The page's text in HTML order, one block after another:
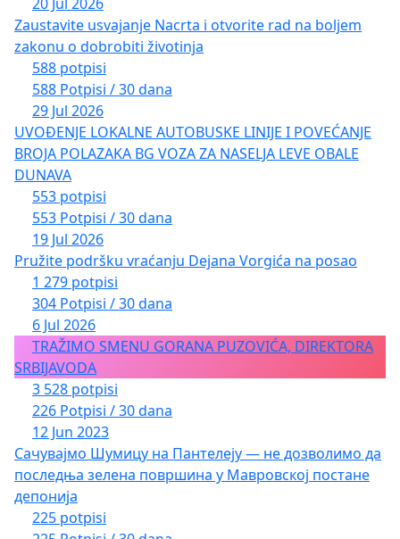
Zaustavite usvajanje Nacrta i otvorite rad na boljem
zakonu o dobrobiti životinja
588 potpisi
588 Potpisi / 30 dana
29 Jul 2026
UVOĐENJE LOKALNE AUTOBUSKE LINIJE I POVEĆANJE
BROJA POLAZAKA BG VOZA ZA NASELJA LEVE OBALE
DUNAVA
553 potpisi
553 Potpisi / 30 dana
19 Jul 2026
Pružite podršku vraćanju Dejana Vorgića na posao
1 279 potpisi
304 Potpisi / 30 dana
6 Jul 2026
TRAŽIMO SMENU GORANA PUZOVIĆA, DIREKTORA
SRBIJAVODA
3 528 potpisi
226 Potpisi / 30 dana
12 Jun 2023
Сачувајмо Шумицу на Пантелеју — не дозволимо да
последња зелена површина у Мавровској постане
депонија
225 potpisi